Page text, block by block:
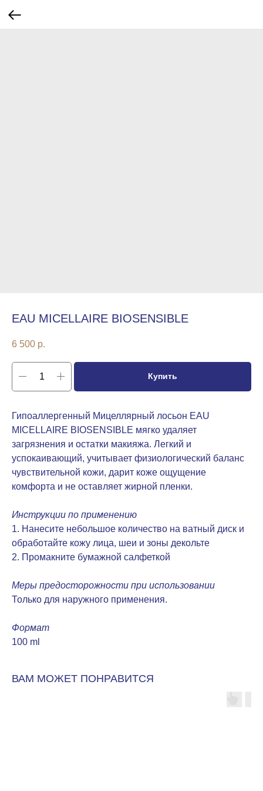
EAU MICELLAIRE BIOSENSIBLE
6 500 р.
Купить
Гипоаллергенный Мицеллярный лосьон EAU
MICELLAIRE BIOSENSIBLE мягко удаляет
загрязнения и остатки макияжа. Легкий и
успокаивающий, учитывает физиологический баланс
чувствительной кожи, дарит коже ощущение
комфорта и не оставляет жирной пленки.
Инструкции по применению
1. Нанесите небольшое количество на ватный диск и
обработайте кожу лица, шеи и зоны декольте
2. Промакните бумажной салфеткой
Меры предосторожности при использовании
Только для наружного применения.
Формат
100 ml
ВАМ МОЖЕТ ПОНРАВИТСЯ